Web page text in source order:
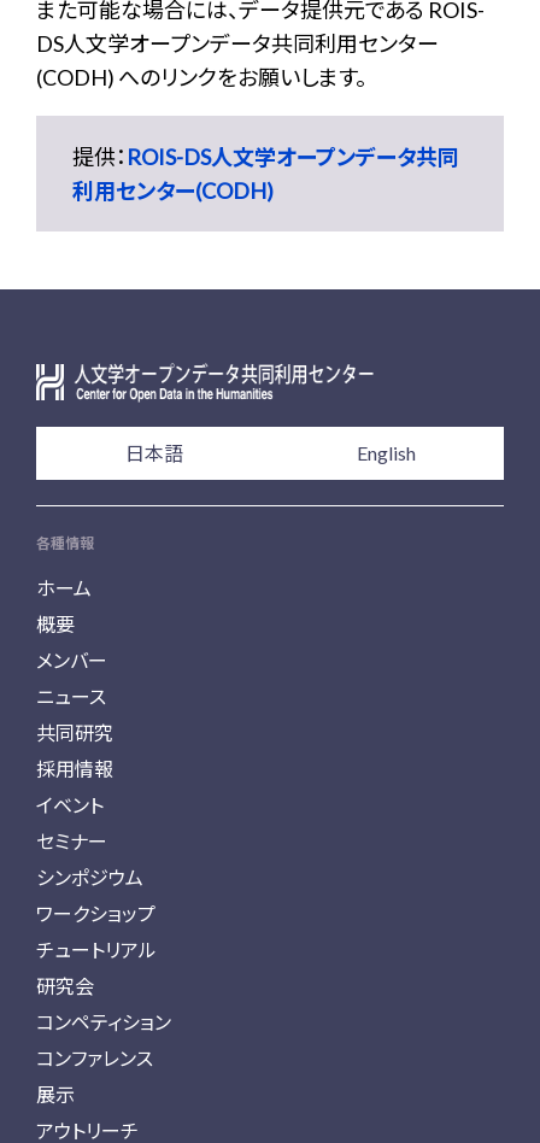
また可能な場合には、データ提供元である ROIS-
DS人文学オープンデータ共同利用センター
(CODH) へのリンクをお願いします。
提供： ROIS-DS人文学オープンデータ共同
利用センター(CODH)
日本語 English
各種情報
ホーム
概要
メンバー
ニュース
共同研究
採用情報
イベント
セミナー
シンポジウム
ワークショップ
チュートリアル
研究会
コンペティション
コンファレンス
展示
アウトリーチ